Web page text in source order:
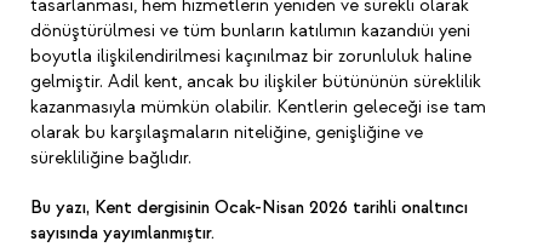
tasarlanması, hem hizmetlerin yeniden ve sürekli olarak
dönüştürülmesi ve tüm bunların katılımın kazandıüı yeni
boyutla ilişkilendirilmesi kaçınılmaz bir zorunluluk haline
gelmiştir. Adil kent, ancak bu ilişkiler bütününün süreklilik
kazanmasıyla mümkün olabilir. Kentlerin geleceği ise tam
olarak bu karşılaşmaların niteliğine, genişliğine ve
sürekliliğine bağlıdır.
Bu yazı, Kent dergisinin Ocak-Nisan 2026 tarihli onaltıncı
sayısında yayımlanmıştır.